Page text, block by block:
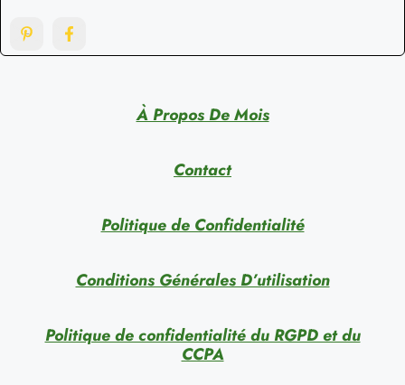
À Propos De Mois
Contact
Politique de Confidentialité
Conditions Générales D’utilisation
Politique de confidentialité du RGPD et du
CCPA